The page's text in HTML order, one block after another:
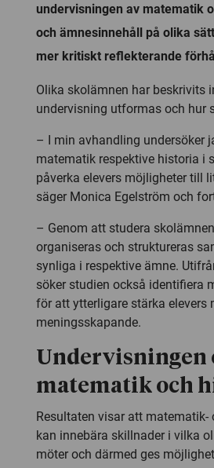
undervisningen av matematik
och ämnesinnehåll på olika
mer kritiskt reflekterande
Olika skolämnen har beskrivits
undervisning utformas och hur
– I min avhandling undersöker
matematik respektive historia i
påverka elevers möjligheter till
säger Monica Egelström och
– Genom att studera
organiseras och struktureras
synliga i respektive ämne.
söker studien också identifiera
för att ytterligare stärka
meningsskapande.
Undervisningen
matematik och
Resultaten visar att
kan innebära skillnader i vilka
möter och därmed ges